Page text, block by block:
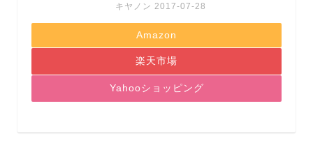
キヤノン 2017-07-28
Amazon
楽天市場
Yahooショッピング